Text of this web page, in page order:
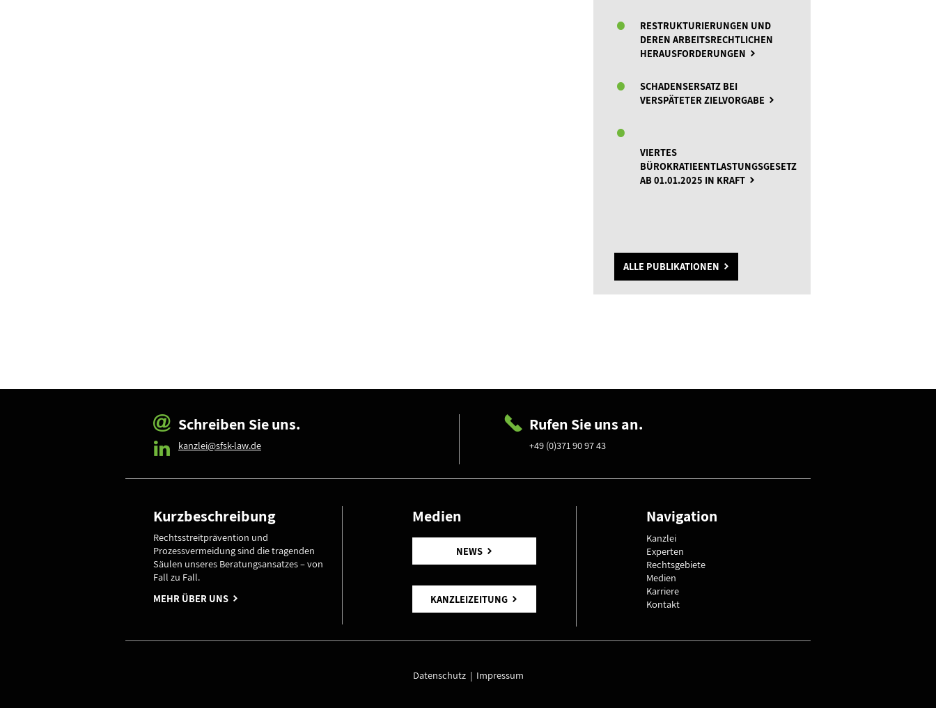
RESTRUKTURIERUNGEN UND
DEREN ARBEITSRECHTLICHEN
HERAUSFORDERUNGEN
SCHADENSERSATZ BEI
VERSPÄTETER ZIELVORGABE
VIERTES
BÜROKRATIEENTLASTUNGSGESETZ
AB 01.01.2025 IN KRAFT
ALLE PUBLIKATIONEN
Schreiben Sie uns.
kanzlei@sfsk-law.de
Rufen Sie uns an.
+49 (0)371 90 97 43
Kurzbeschreibung
Rechtsstreitprävention und
Prozessvermeidung sind die tragenden
Säulen unseres Beratungsansatzes – von
Fall zu Fall.
MEHR ÜBER UNS
Medien
NEWS
KANZLEIZEITUNG
Navigation
Kanzlei
Experten
Rechtsgebiete
Medien
Karriere
Kontakt
Datenschutz | Impressum